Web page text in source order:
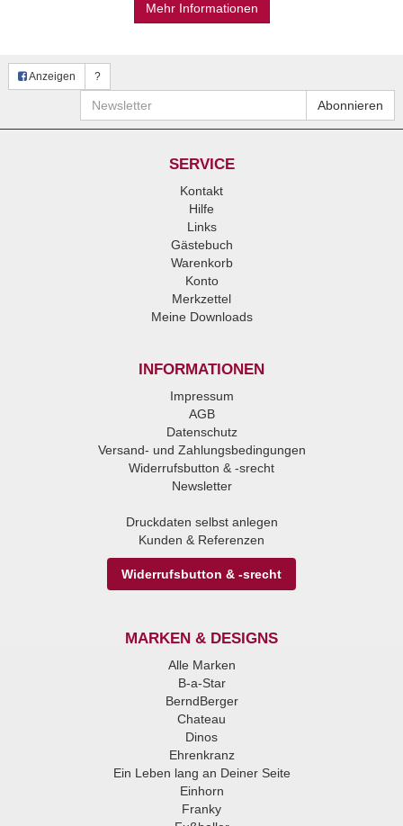
Mehr Informationen
Anzeigen ?
Newsletter Abonnieren
SERVICE
Kontakt
Hilfe
Links
Gästebuch
Warenkorb
Konto
Merkzettel
Meine Downloads
INFORMATIONEN
Impressum
AGB
Datenschutz
Versand- und Zahlungsbedingungen
Widerrufsbutton & -srecht
Newsletter
Druckdaten selbst anlegen
Kunden & Referenzen
Widerrufsbutton & -srecht
MARKEN & DESIGNS
Alle Marken
B-a-Star
BerndBerger
Chateau
Dinos
Ehrenkranz
Ein Leben lang an Deiner Seite
Einhorn
Franky